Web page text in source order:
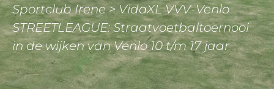
Sportclub Irene>VidaXL VVV-Venlo
STREETLEAGUE: Straatvoetbaltoernooi
in de wijken van Venlo 10 t/m 17 jaar